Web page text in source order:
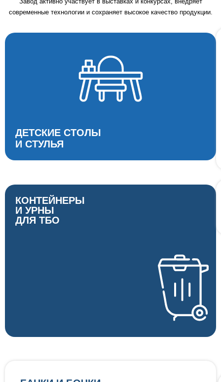
современные технологии и сохраняет высокое качество продукции.
ДЕТСКИЕ СТОЛЫ
И СТУЛЬЯ
КОНТЕЙНЕРЫ
И УРНЫ
ДЛЯ ТБО